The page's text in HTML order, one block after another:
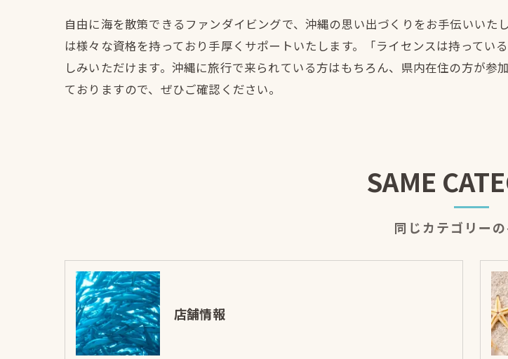
自由に海を散策できるファンダイビングで、沖縄の思い出づくりをお手伝いい
は様々な資格を持っており手厚くサポートいたします。「ライセンスは持って
しみいただけます。沖縄に旅行で来られている方はもちろん、県内在住の方が参
ておりますので、ぜひご確認ください。
同じカテゴリー
SAME
店舗情報